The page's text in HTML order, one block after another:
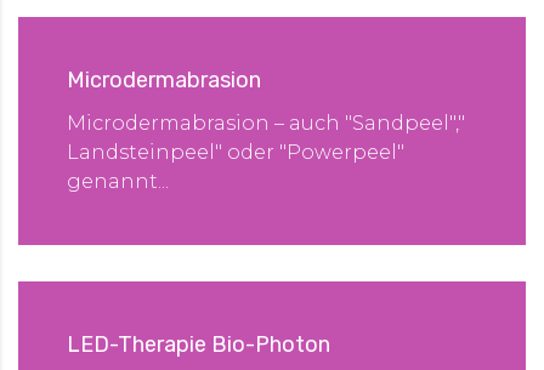
Microdermabrasion
Microdermabrasion – auch "Sandpeel","
Landsteinpeel" oder "Powerpeel"
genannt...
LED-Therapie Bio-Photon